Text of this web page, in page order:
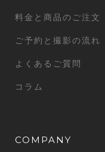
料金と商品のご注文
ご予約と撮影の流れ
よくあるご質問
コラム
COMPANY